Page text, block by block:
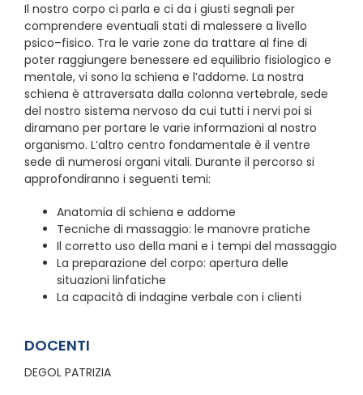
Il nostro corpo ci parla e ci da i giusti segnali per
comprendere eventuali stati di malessere a livello
psico–fisico. Tra le varie zone da trattare al fine di
poter raggiungere benessere ed equilibrio fisiologico e
mentale, vi sono la schiena e l’addome. La nostra
schiena è attraversata dalla colonna vertebrale, sede
del nostro sistema nervoso da cui tutti i nervi poi si
diramano per portare le varie informazioni al nostro
organismo. L’altro centro fondamentale è il ventre
sede di numerosi organi vitali. Durante il percorso si
approfondiranno i seguenti temi:
Anatomia di schiena e addome
Tecniche di massaggio: le manovre pratiche
Il corretto uso della mani e i tempi del massaggio
La preparazione del corpo: apertura delle
situazioni linfatiche
La capacità di indagine verbale con i clienti
DOCENTI
DEGOL PATRIZIA